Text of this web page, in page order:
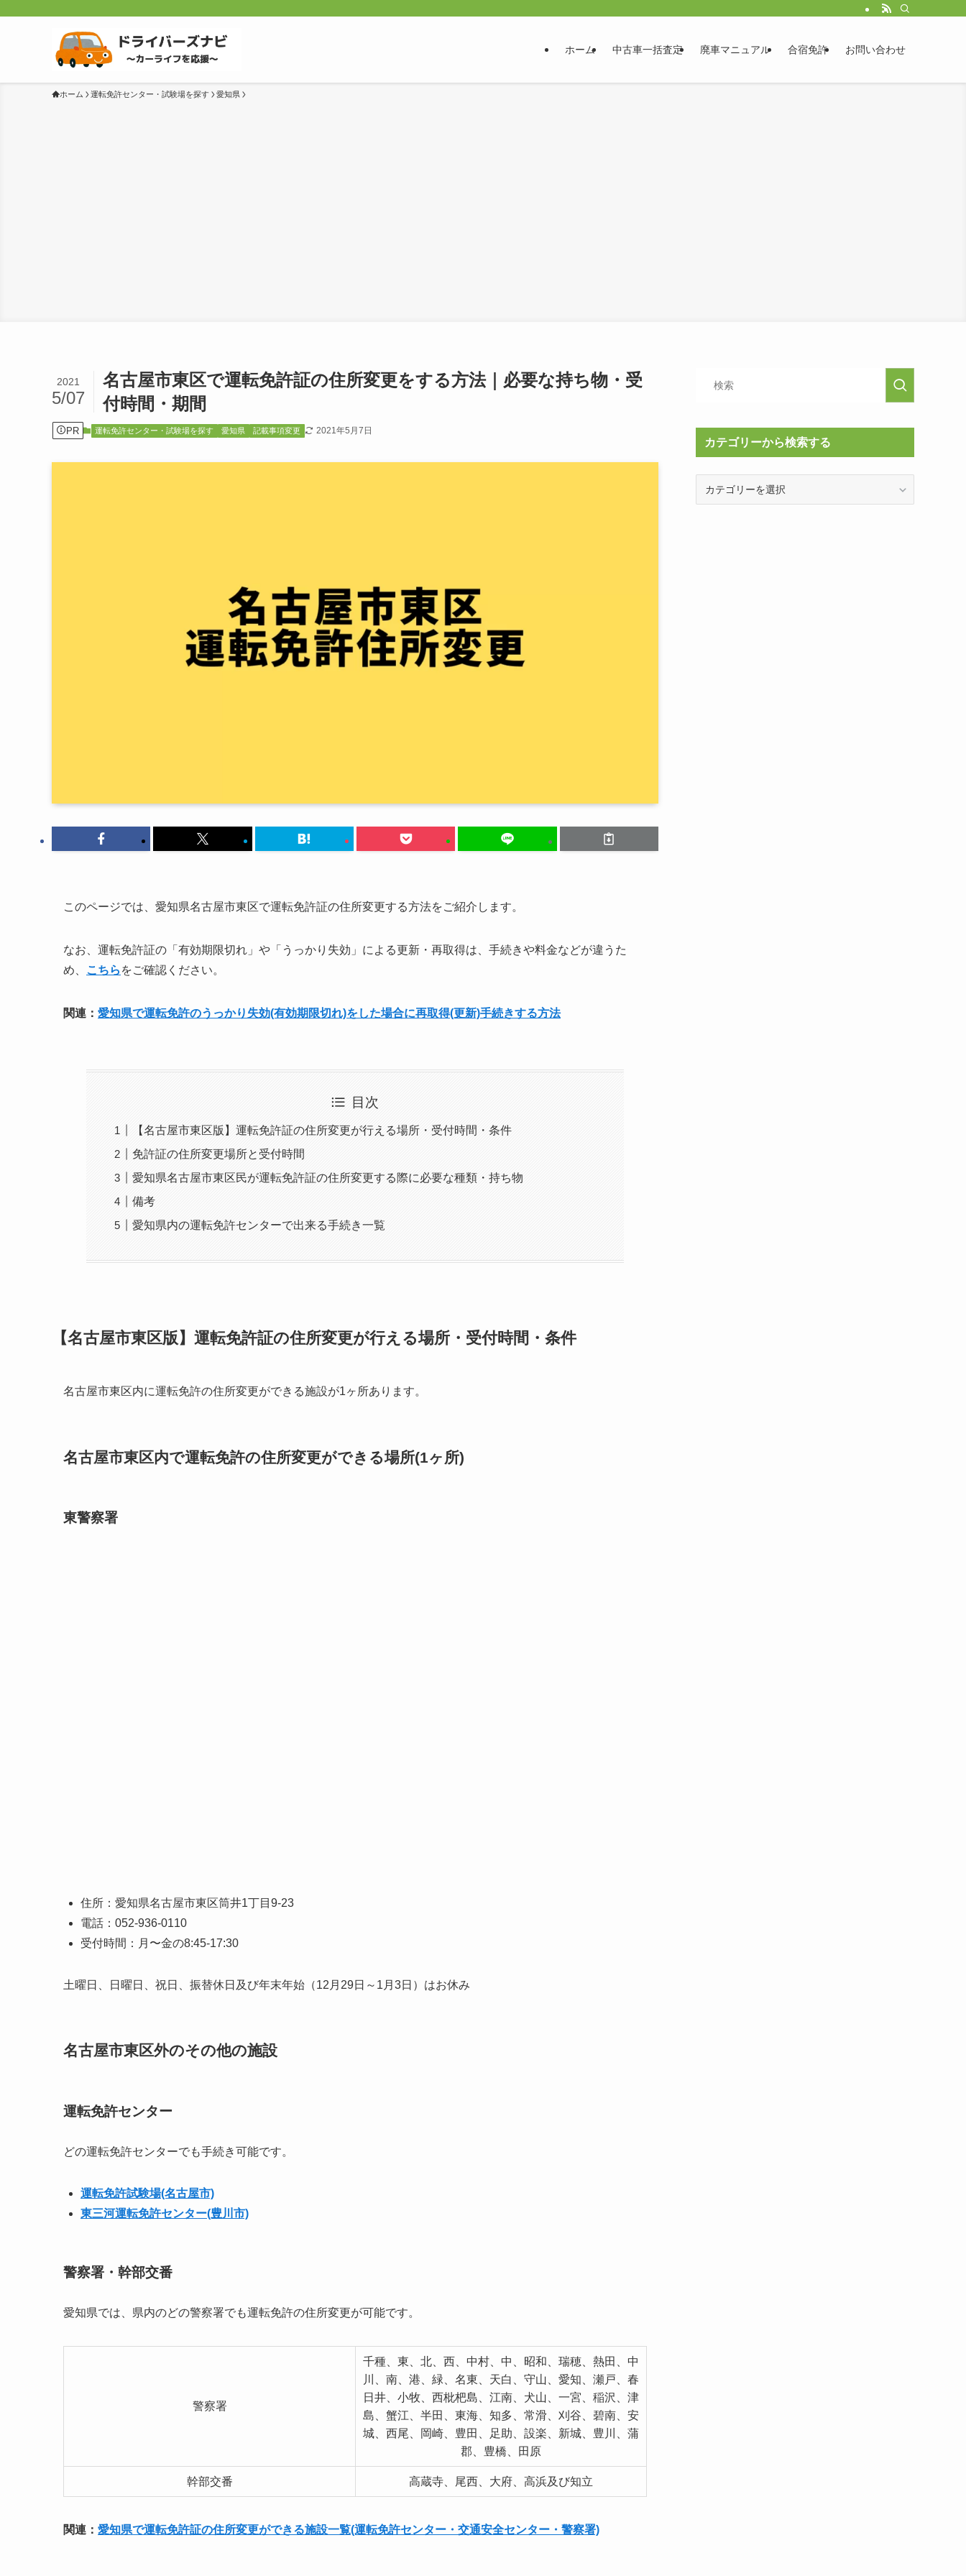
ホーム 中古車一括査定 廃車マニュアル 合宿免許 お問い合わせ
ホーム 運転免許センター・試験場を探す 愛知県
名古屋市東区で運転免許証の住所変更をする方法｜必要な持ち物・受
付時間・期間
2021
5/07
PR 運転免許センター・試験場を探す 愛知県 記載事項変更 2021年5月7日
このページでは、愛知県名古屋市東区で運転免許証の住所変更する方法をご紹介します。
なお、運転免許証の「有効期限切れ」や「うっかり失効」による更新・再取得は、手続きや料金などが違うた
め、
こちら をご確認ください。
関連： 愛知県で運転免許のうっかり失効(有効期限切れ)をした場合に再取得(更新)手続きする方法
目次
【名古屋市東区版】運転免許証の住所変更が行える場所・受付時間・条件
免許証の住所変更場所と受付時間
愛知県名古屋市東区民が運転免許証の住所変更する際に必要な種類・持ち物
備考
愛知県内の運転免許センターで出来る手続き一覧
【名古屋市東区版】運転免許証の住所変更が行える場所・受付時間・条件
名古屋市東区内に運転免許の住所変更ができる施設が1ヶ所あります。
名古屋市東区内で運転免許の住所変更ができる場所(1ヶ所)
東警察署
住所：愛知県名古屋市東区筒井1丁目9-23
電話：052-936-0110
受付時間：月〜金の8:45-17:30
土曜日、日曜日、祝日、振替休日及び年末年始（12月29日～1月3日）はお休み
名古屋市東区外のその他の施設
運転免許センター
どの運転免許センターでも手続き可能です。
運転免許試験場(名古屋市)
東三河運転免許センター(豊川市)
警察署・幹部交番
愛知県では、県内のどの警察署でも運転免許の住所変更が可能です。
警察署
千種、東、北、西、中村、中、昭和、瑞穂、熱田、中
川、南、港、緑、名東、天白、守山、愛知、瀬戸、春
日井、小牧、西枇杷島、江南、犬山、一宮、稲沢、津
島、蟹江、半田、東海、知多、常滑、刈谷、碧南、安
城、西尾、岡崎、豊田、足助、設楽、新城、豊川、蒲
郡、豊橋、田原
幹部交番 高蔵寺、尾西、大府、高浜及び知立
関連： 愛知県で運転免許証の住所変更ができる施設一覧(運転免許センター・交通安全センター・警察署)
カテゴリーから検索する